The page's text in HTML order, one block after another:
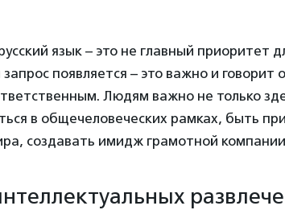
язык – это не главный приоритет
появляется – это важно и говорит
Людям важно не только
в общечеловеческих рамках, быть
создавать имидж грамотной